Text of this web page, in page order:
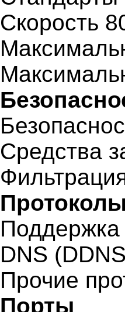
Скорость
Средства
Поддержка
DNS
Прочие
Порты